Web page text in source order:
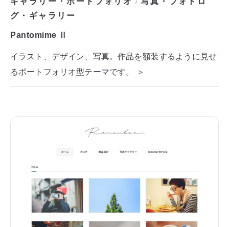
/
グ・ギャラリー
Pantomime Ⅱ
イラスト、デザイン、写真。作品を額装するように見せ
るポートフォリオ型テーマです。 ＞